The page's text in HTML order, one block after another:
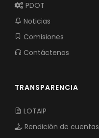
PDOT
Noticias
Comisiones
Contáctenos
TRANSPARENCIA
LOTAIP
Rendición de cuentas